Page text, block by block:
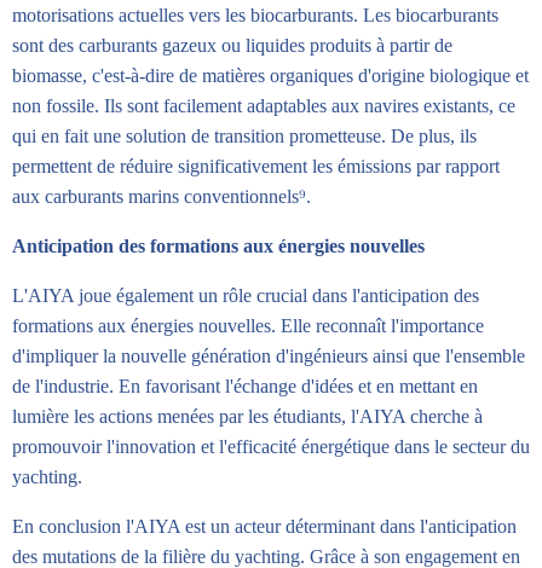
motorisations actuelles vers les biocarburants. Les biocarburants
sont des carburants gazeux ou liquides produits à partir de
biomasse, c'est-à-dire de matières organiques d'origine biologique et
non fossile. Ils sont facilement adaptables aux navires existants, ce
qui en fait une solution de transition prometteuse. De plus, ils
permettent de réduire significativement les émissions par rapport
aux carburants marins conventionnels⁹.
Anticipation des formations aux énergies nouvelles
L'AIYA joue également un rôle crucial dans l'anticipation des
formations aux énergies nouvelles. Elle reconnaît l'importance
d'impliquer la nouvelle génération d'ingénieurs ainsi que l'ensemble
de l'industrie. En favorisant l'échange d'idées et en mettant en
lumière les actions menées par les étudiants, l'AIYA cherche à
promouvoir l'innovation et l'efficacité énergétique dans le secteur du
yachting.
En conclusion l'AIYA est un acteur déterminant dans l'anticipation
des mutations de la filière du yachting. Grâce à son engagement en